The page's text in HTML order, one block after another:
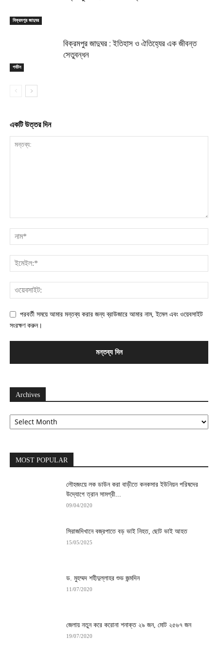
বিক্রমপুর জাদুঘর
পর্যটন
বিক্রমপুর জাদুঘর : ইতিহাস ও ঐতিহ্যের এক জীবন্ত
সেতুবন্ধন
একটি উত্তর দিন
পরবর্তী সময়ে আমার মন্তব্য করার জন্য ব্রাউজারে আমার নাম, ইমেল এবং ওয়েবসাইট
সংরক্ষণ করুন।
Archives
Archives
MOST POPULAR
লৌহজংয়ে লক ডাউন করা বাড়ীতে কনকসার ইউনিয়ন পরিষদের
উদ্যোগে ত্রান সামগ্রী...
09/04/2020
সিরাজদিখানে বজ্রপাতে বড় ভাই নিহত, ছোট ভাই আহত
15/05/2025
ড. মুহম্মদ শহীদুল্লাহর শুভ জন্মদিন
11/07/2020
জেলায় নতুন করে করোনা শনাক্ত ২৯ জন, মোট ২৫৬৭ জন
19/07/2020